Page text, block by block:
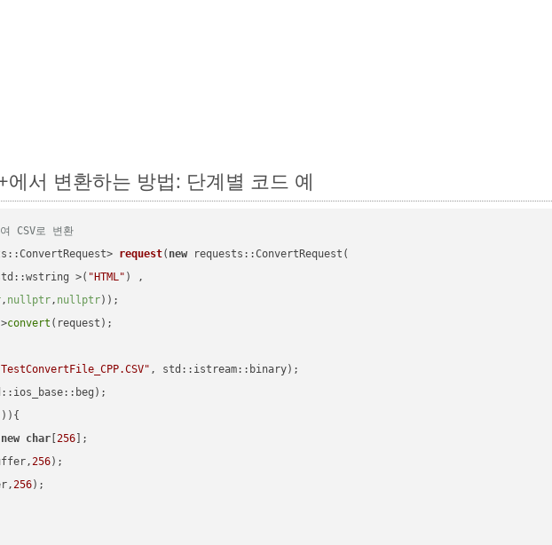
에서 변환하는 방법: 단계별 코드 예
CSV로 변환
request( new requests::ConvertRequest(
>(
"HTML" ) ,
, nullptr, nullptr))
convert
, std::istream::binary) ;
new char [256 ];
256);
256);